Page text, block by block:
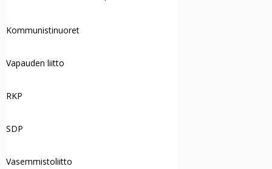
Kommunistinuoret
Vapauden liitto
RKP
SDP
Vasemmistoliitto